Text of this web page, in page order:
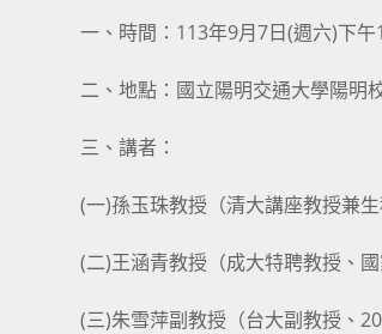
一、時間：113年9月7日(週六)下午
二、地點：國立陽明交通大學陽明
三、講者：
(一)孫玉珠教授（清大講座教授兼
(二)王涵青教授（成大特聘教授、
(三)朱雪萍副教授（台大副教授、